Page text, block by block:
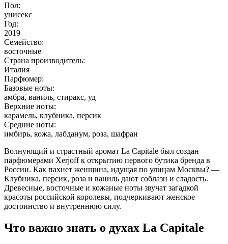
Пол:
унисекс
Год:
2019
Семейство:
восточные
Страна производитель:
Италия
Парфюмер:
Базовые ноты:
амбра, ваниль, стиракс, уд
Верхние ноты:
карамель, клубника, персик
Средние ноты:
имбирь, кожа, лабданум, роза, шафран
Волнующий и страстный аромат La Capitale был создан
парфюмерами Xerjoff к открытию первого бутика бренда в
России. Как пахнет женщина, идущая по улицам Москвы? —
Клубника, персик, роза и ваниль дают соблазн и сладость.
Древесные, восточные и кожаные ноты звучат загадкой
красоты российской королевы, подчеркивают женское
достоинство и внутреннюю силу.
Что важно знать о духах La Capitale